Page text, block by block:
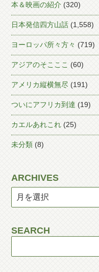
本＆映画の紹介 (320)
日本発信四方山話 (1,558)
ヨーロッパ所々方々 (719)
アジアのそこここ (60)
アメリカ縦横無尽 (191)
ついにアフリカ到達 (19)
カエルあれこれ (25)
未分類 (8)
ARCHIVES
SEARCH